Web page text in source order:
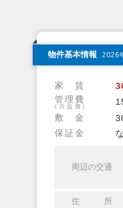
物件基本情報 2026
家 賃
管理費
(共益費)
敷 金
保証金
周辺の交通
住 所